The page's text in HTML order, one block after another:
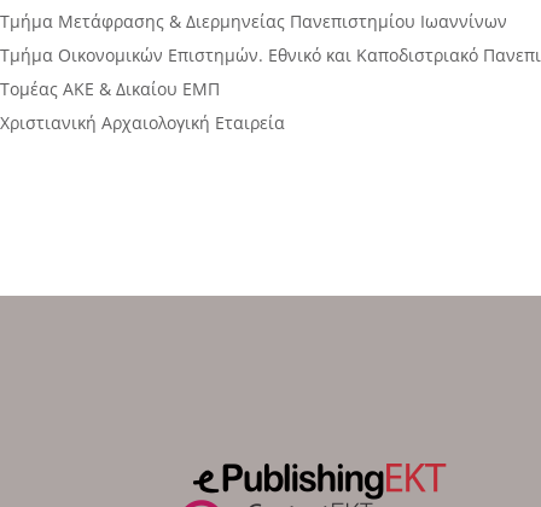
Τμήμα Μετάφρασης & Διερμηνείας Πανεπιστημίου Ιωαννίνων
Τμήμα Οικονομικών Επιστημών. Εθνικό και Καποδιστριακό
Τομέας ΑΚΕ & Δικαίου ΕΜΠ
Χριστιανική Αρχαιολογική Εταιρεία